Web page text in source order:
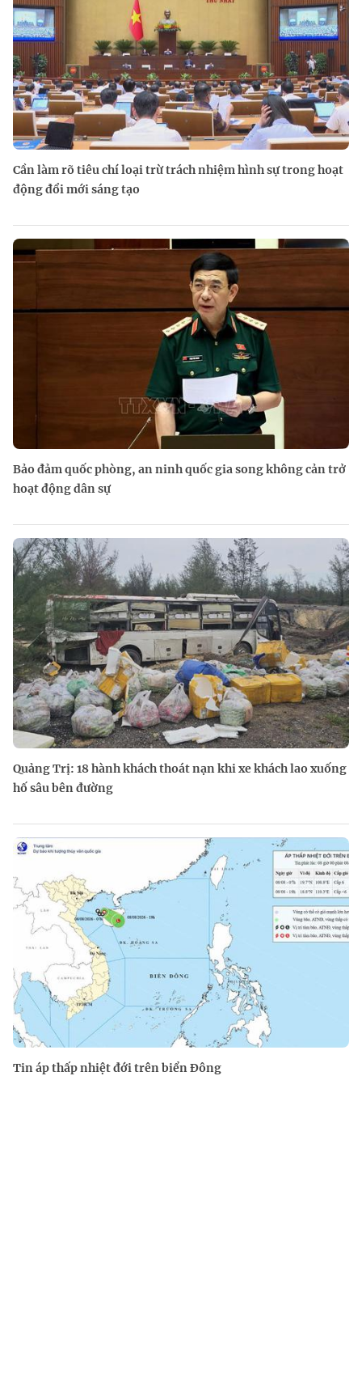
Cần làm rõ tiêu chí loại trừ trách nhiệm hình sự trong hoạt
động đổi mới sáng tạo
Bảo đảm quốc phòng, an ninh quốc gia song không cản trở
hoạt động dân sự
Quảng Trị: 18 hành khách thoát nạn khi xe khách lao xuống
hố sâu bên đường
Tin áp thấp nhiệt đới trên biển Đông